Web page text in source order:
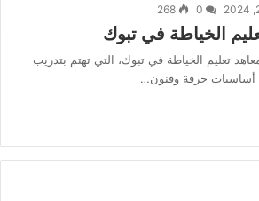
268
الكثير من أفضل 4 معاهد تعليم الخياطة في تبوك، التي تهتم بتدريب
أساسيات حرفة وفنون…